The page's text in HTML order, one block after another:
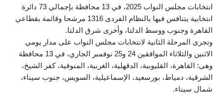
انتخابات مجلس النواب 2025، في 13 محافظة بإجمالي 73 دائرة
انتخابية يتنافس فيها بالنظام الفردى 1316 مرشحا وقائمة بقطاعي
القاهرة وجنوب ووسط الدلتا، وأخرى شرق الدلتا.
وتجرى المرحلة الثانية لانتخابات مجلس النواب على مدار يومي
الاثنين والثلاثاء الموافقين 24 و25 نوفمبر الجاري، في 13 محافظة
وهى: القاهرة، القليوبية، الدقهلية، الغربية، المنوفية، كفر الشيخ،
الشرقية، دمياط، بورسعيد، الإسماعيلية، السويس، جنوب سيناء،
شمال سيناء.